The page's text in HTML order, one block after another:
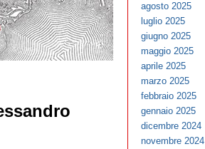
agosto 2025
luglio 2025
giugno 2025
maggio 2025
aprile 2025
marzo 2025
febbraio 2025
gennaio 2025
dicembre 2024
novembre 2024